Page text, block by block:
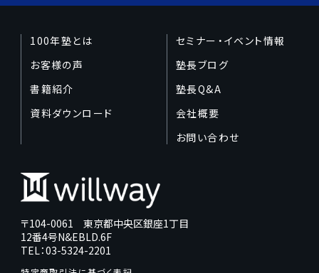
〒104-0061 東京都中央区銀座1丁目
12番4号N&EBLD.6F
TEL：03-5324-2201
100年塾とは
お客様の声
書籍紹介
資料ダウンロード
セミナー・イベント情報
塾長ブログ
塾長Q&A
会社概要
お問い合わせ